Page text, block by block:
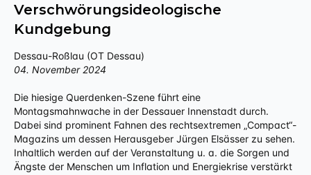
Verschwörungsideologische
Kundgebung
Dessau-Roßlau (OT Dessau)
04. November 2024
Die hiesige Querdenken-Szene führt eine
Montagsmahnwache in der Dessauer Innenstadt durch.
Dabei sind prominent Fahnen des rechtsextremen „Compact“-
Magazins um dessen Herausgeber Jürgen Elsässer zu sehen.
Inhaltlich werden auf der Veranstaltung u. a. die Sorgen und
Ängste der Menschen um Inflation und Energiekrise verstärkt